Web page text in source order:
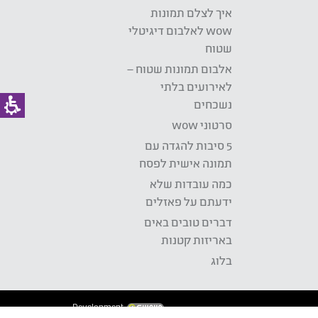
איך לצלם תמונות
wow לאלבום דיגיטלי
שטוח
אלבום תמונות שטוח –
לאירועים בלתי
נשכחים
סרטוני wow
5 סיבות להגדה עם
תמונה אישית לפסח
כמה עובדות שלא
ידעתם על פאזלים
דברים טובים באים
באריזות קטנות
בלוג
Development: